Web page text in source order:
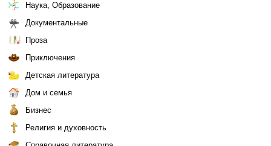
Наука, Образование
Документальные
Проза
Приключения
Детская литература
Дом и семья
Бизнес
Религия и духовность